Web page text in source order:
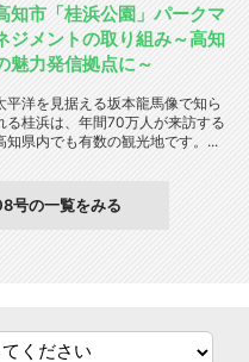
知市「桂浜公園」パークマ
ジメントの取り組み～高知
魅力発信拠点に～
平洋を見据える坂本龍馬像で知ら
る桂浜は、年間70万人が来訪する
知県内でも有数の観光地です。...
号の一覧をみる